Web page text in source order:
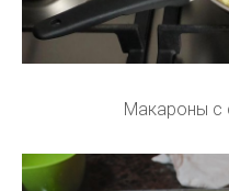
Макароны с